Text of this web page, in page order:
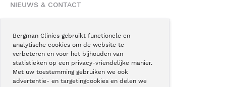
Bergman Clinics gebruikt functionele en
analytische cookies om de website te
verbeteren en voor het bijhouden van
statistieken op een privacy-vriendelijke manier.
Met uw toestemming gebruiken we ook
advertentie- en targetingcookies en delen we
NIEUWS & CONTACT
Blogs
Podcast
Pressroom
Instagram